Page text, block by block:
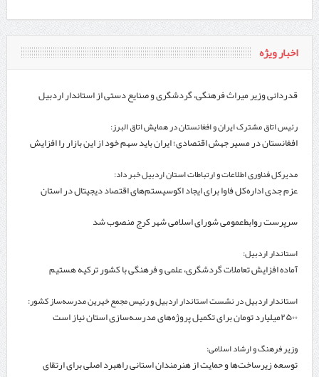
اخبار ویژه
قدردانی وزیر میراث فرهنگی، گردشگری و صنایع دستی از استاندار اردبیل
رئیس اتاق مشترک ایران و افغانستان در همایش اتاق البرز:
افغانستان در مسیر جهش اقتصادی؛ ایران باید سهم خود از این بازار را افزایش
مدیرکل فناوری اطلاعات و ارتباطات استان اردبیل خبر داد:
عزم جدی اداره‌کل فاوا برای ایجاد اکوسیستم‌های اقتصاد دیجیتال در استان
سرپرست روابط‌عمومی شورای اسلامی شهر کرج منصوب شد
استاندار اردبیل:
آماده افزایش تعاملات گردشگری، علمی و فرهنگی با کشور ترکیه هستیم
استاندار اردبیل در نشست استاندار اردبیل و رئیس مجمع خیرین مدرسه‌ساز کشور:
۲۵۰۰میلیارد تومان برای تکمیل پروژه‌های مدرسه‌سازی استان نیاز است
وزیر فرهنگ و ارشاد اسلامی:
توسعه زیرساخت‌ها و حمایت از هنرمندان استانی راهبرد اصلی برای ارتقای